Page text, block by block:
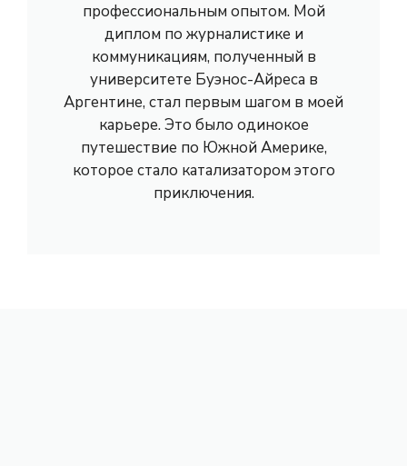
профессиональным опытом. Мой
диплом по журналистике и
коммуникациям, полученный в
университете Буэнос-Айреса в
Аргентине, стал первым шагом в моей
карьере. Это было одинокое
путешествие по Южной Америке,
которое стало катализатором этого
приключения.